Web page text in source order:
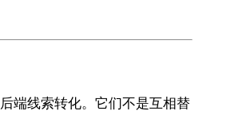
端线索转化。它们不是互相替